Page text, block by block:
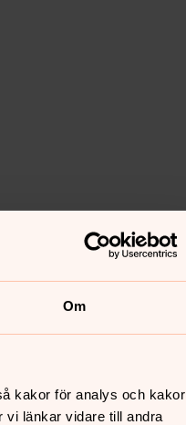
Om
kakor för analys och kakor
vi länkar vidare till andra